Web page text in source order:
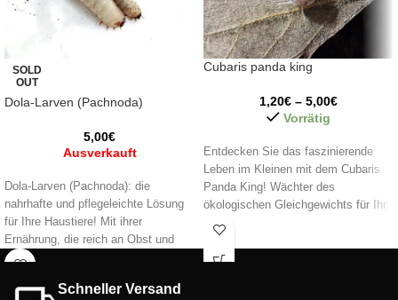
SOLD
OUT
Dola-Larven (Pachnoda)
5,00€
Ausverkauft
Dola-Larven (Pachnoda): die
nahrhafte und pflegeleichte Lösung
für Ihre Haustiere! Mit ihrer
Ernährung, die reich an Obst und
Gemüse ist, sind sie eine
enthalten praktisch kein Fett, ideal
Cubaris panda king
1,20€ – 5,00€
Vorrätig
Entdecken Sie das faszinierende
Leben im Kleinen mit dem Cubaris
Panda King! Wächter des
ökologischen Gleichgewichts für Ihr
Terrarium. Erwecken Sie Ihren
entzückenden und nützlichen
Schneller Versand